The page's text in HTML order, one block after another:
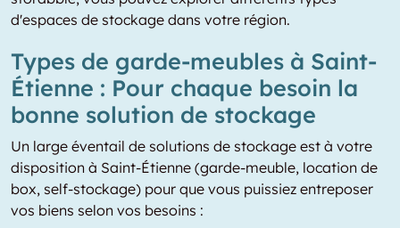
d'espaces de stockage dans votre région.
Types de garde-meubles à Saint-
Étienne : Pour chaque besoin la
bonne solution de stockage
Un large éventail de solutions de stockage est à votre
disposition à Saint-Étienne (garde-meuble, location de
box, self-stockage) pour que vous puissiez entreposer
vos biens selon vos besoins :